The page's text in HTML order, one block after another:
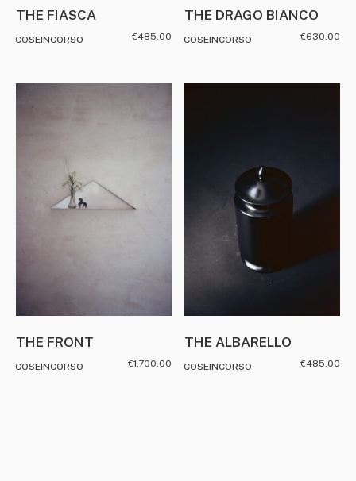
THE FIASCA
COSEINCORSO €485.00
THE DRAGO BIANCO
COSEINCORSO €630.00
THE FRONT
COSEINCORSO €1,700.00
THE ALBARELLO
COSEINCORSO €485.00